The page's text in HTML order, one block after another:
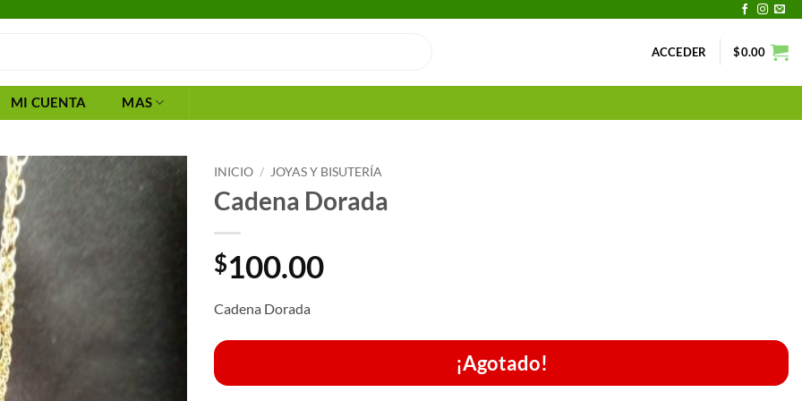
ACCEDER $0.00
MI CUENTA MAS
INICIO / JOYAS Y BISUTERÍA
Cadena Dorada
$100.00
Cadena Dorada
¡Agotado!